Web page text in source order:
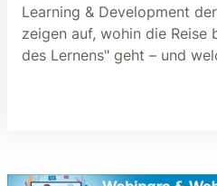
Learning & Development
zeigen auf, wohin die Reise
des Lernens" geht – und